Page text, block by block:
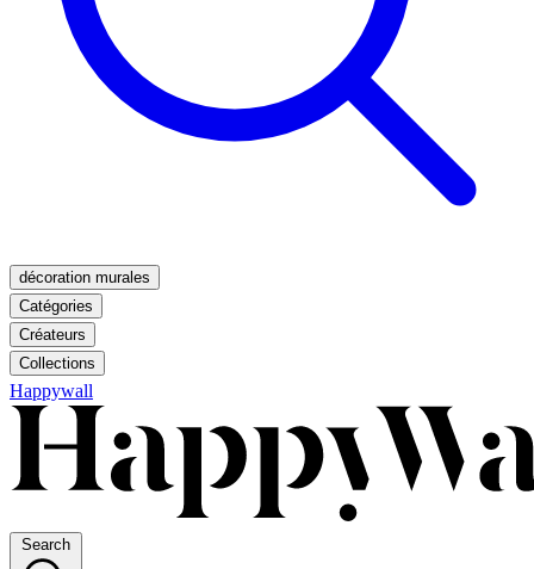
décoration murales
Catégories
Créateurs
Collections
Happywall
Search